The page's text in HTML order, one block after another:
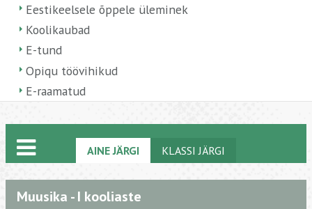
Eestikeelsele õppele üleminek
Koolikaubad
E-tund
Opiqu töövihikud
E-raamatud
AINE JÄRGI KLASSI JÄRGI
Muusika - I kooliaste